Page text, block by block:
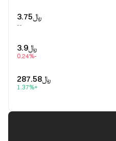
﷼‎3.75
--
﷼‎3.9
-0.24%
﷼‎287.58
+1.37%